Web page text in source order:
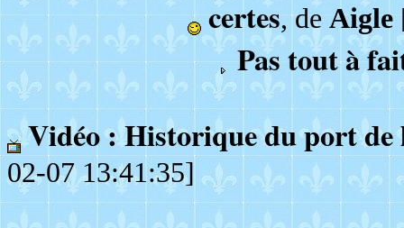
certes, de Aigle
Pas tout à
Vidéo : Historique du port de
02-07 13:41:35]